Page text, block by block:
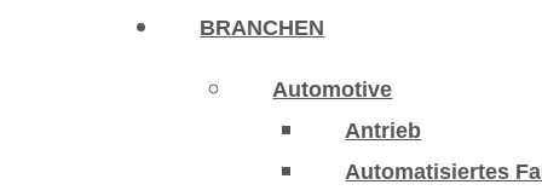
BRANCHEN
Automotive
Antrieb
Automatisiertes